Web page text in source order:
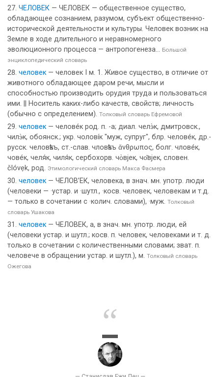
ЧЕЛОВЕК — ЧЕЛОВЕК — общественное существо,
обладающее сознанием, разумом, субъект общественно-
исторической деятельности и культуры. Человек возник на
Земле в ходе длительного и неравномерного
эволюционного процесса — антропогенеза... Большой
энциклопедический словарь
человек — человек I м. 1. Живое существо, в отличие от
животного обладающее даром речи, мысли и
способностью производить орудия труда и пользоваться
ими. || Носитель каких-либо качеств, свойств; личность
(обычно с определением). Толковый словарь Ефремовой
человек — челове́к род. п. -а; диал. челэ̀к, дмитровск.,
чилэ̀к, обоянск.; укр. чоловíк "муж, супруг", блр. челове́к, др.-
русск. человѣкъ, ст.-слав. чловѣкъ ἄνθρωπος, болг. члове́к,
чове́к, челя́к, чиля́к, сербохорв. чо̀вjек, чо̏вjек, словен.
člóvẹk, род. Этимологический словарь Макса Фасмера
человек — ЧЕЛОВ’ЕК, человека, в знач. мн. употр. люди
(человеки — ·устар. и ·шутл., ·косв. человек, человекам и т.д.
— только в сочетании с ·колич. словами), ·муж. Толковый
словарь Ушакова
человек — ЧЕЛОВЕК, а, в знач. мн. употр. люди, ей
(человеки устар. и шутл.; косв. п. человек, человеками и т. д.
только в сочетании с количественными словами; зват. п.
человече в обращении устар. и шутл.), м. Толковый словарь
Ожегова